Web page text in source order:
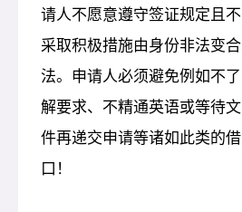
请人不愿意遵守签证规定且不
采取积极措施由身份非法变合
法。申请人必须避免例如不了
解要求、不精通英语或等待文
件再递交申请等诸如此类的借
口！